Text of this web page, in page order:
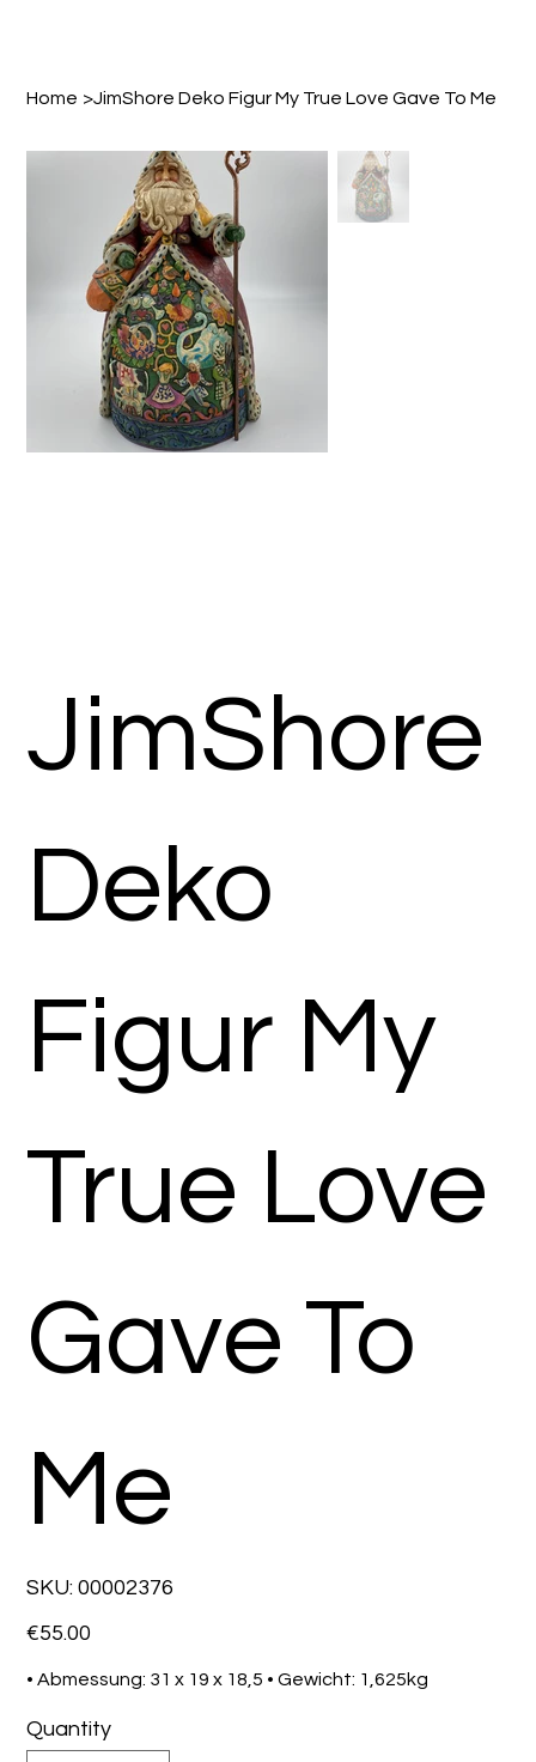
Home >JimShore Deko Figur My True Love Gave To Me
JimShore
Deko
Figur My
True Love
Gave To
Me
SKU: SKU
00002376
00002376
Price
€55.00
• Abmessung: 31 x 19 x 18,5 • Gewicht: 1,625kg
Quantity